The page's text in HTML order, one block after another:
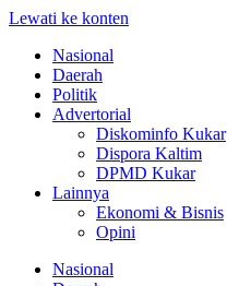
Lewati ke konten
Nasional
Daerah
Politik
Advertorial
Diskominfo Kukar
Dispora Kaltim
DPMD Kukar
Lainnya
Ekonomi & Bisnis
Opini
Nasional